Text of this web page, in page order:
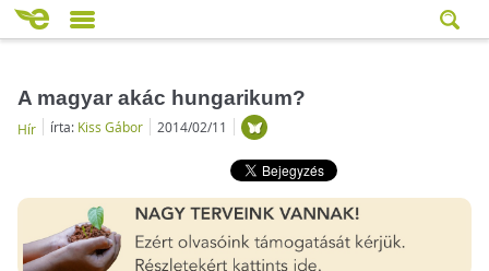
A magyar akác hungarikum?
Hír írta: Kiss Gábor 2014/02/11